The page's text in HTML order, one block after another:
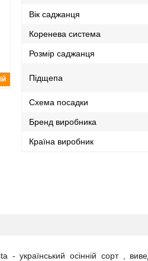
Вік саджанця
Коренева система
Розмір саджанця
Підщепа
Схема посадки
Бренд виробника
Країна виробник
український осінній сорт ,